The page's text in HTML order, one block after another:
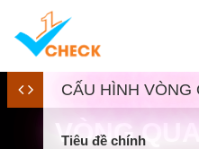
VÒNG
CẤU HÌNH VÒNG
Tiêu đề chính